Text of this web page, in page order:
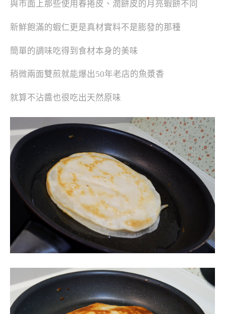
與市面上那些使用春捲皮、潤餅皮的月亮蝦餅不同
新鮮飽滿的蝦仁更是真材實料不是膨發的那種
簡單的調味吃得到食材本身的美味
稍微兩面雙煎就能爆出50年老店的魚漿香
就算不沾醬也很吃出天然原味